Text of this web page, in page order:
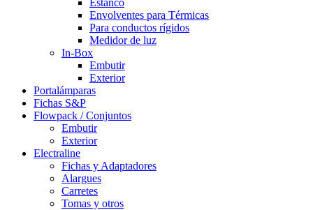
Estanco
Envolventes para Térmicas
Para conductos rígidos
Medidor de luz
In-Box
Embutir
Exterior
Portalámparas
Fichas S&P
Flowpack / Conjuntos
Embutir
Exterior
Electraline
Fichas y Adaptadores
Alargues
Carretes
Tomas y otros